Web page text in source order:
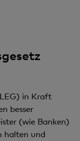
in Kraft
besser
(wie Banken)
halten und